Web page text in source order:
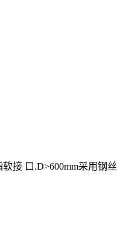
接 口.D>600mm采用钢